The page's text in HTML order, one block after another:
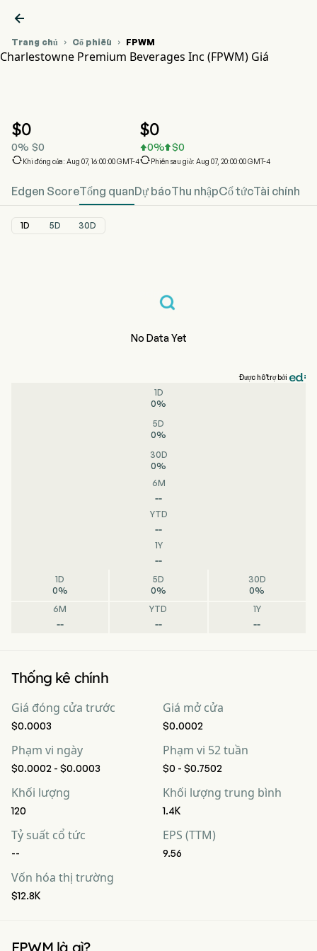

Trang chủ  Cổ phiếu  FPWM
Charlestowne Premium Beverages Inc (FPWM) Giá
$0
0% $0
Khi đóng cửa: Aug 07, 16:00:00 GMT-4
$0
0% $0
Phiên sau giờ: Aug 07, 20:00:00 GMT-4
Edgen ScoreTổng quanDự báoThu nhậpCổ tứcTài chính
1D 5D 30D
No Data Yet
Được hỗ trợ bởi
1D
0%
5D
0%
30D
0%
6M
--
YTD
--
1Y
--
1D
0%
5D
0%
30D
0%
6M
--
YTD
--
1Y
--
Thống kê chính
Giá đóng cửa trước
$0.0003
Giá mở cửa
$0.0002
Phạm vi ngày
$0.0002 - $0.0003
Phạm vi 52 tuần
$0 - $0.7502
Khối lượng
120
Khối lượng trung bình
1.4K
Tỷ suất cổ tức
--
EPS (TTM)
9.56
Vốn hóa thị trường
$12.8K
FPWM là gì?